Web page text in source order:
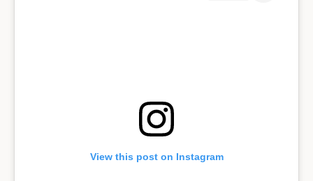
View this post on Instagram